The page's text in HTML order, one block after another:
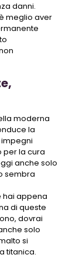
danni.
meglio aver
moderna
la
per la cura
anche solo
sembra
hai appena
di queste
dovrai
solo
si
titanica.